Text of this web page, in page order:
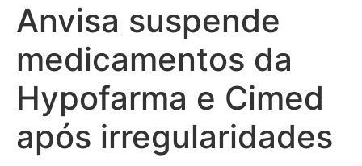
Anvisa suspende
medicamentos da
Hypofarma e Cimed
após irregularidades